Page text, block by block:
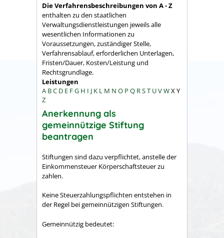
Die Verfahrensbeschreibungen von A - Z
enthalten zu den staatlichen
Verwaltungsdienstleistungen jeweils alle
wesentlichen Informationen zu
Voraussetzungen, zuständiger Stelle,
Verfahrensablauf, erforderlichen Unterlagen,
Fristen/Dauer, Kosten/Leistung und
Rechtsgrundlage.
Leistungen
A BC D E FG H I J K L M N O P Q RST UVWX Y
Z
Anerkennung als
gemeinnützige Stiftung
beantragen
Stiftungen sind dazu verpflichtet, anstelle der
Einkommensteuer Körperschaftsteuer zu
zahlen.
Keine Steuerzahlungspflichten entstehen in
der Regel bei gemeinnützigen Stiftungen.
Gemeinnützig bedeutet: